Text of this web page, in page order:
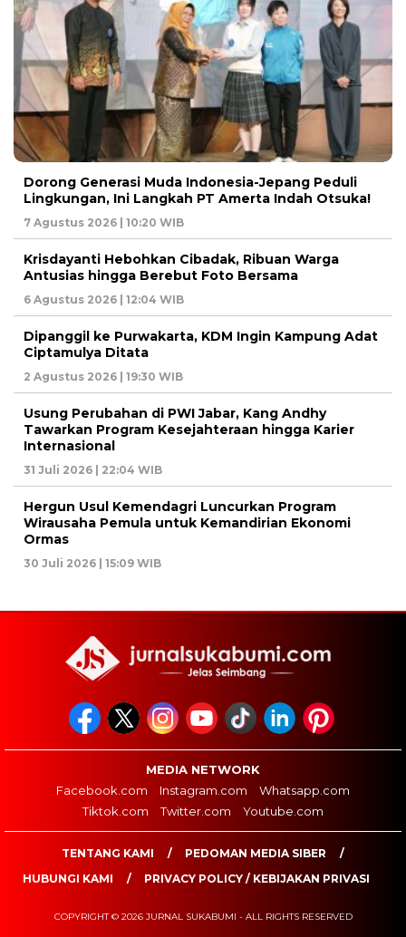
Dorong Generasi Muda Indonesia-Jepang Peduli
Lingkungan, Ini Langkah PT Amerta Indah Otsuka!
7 Agustus 2026 | 10:20 WIB
Krisdayanti Hebohkan Cibadak, Ribuan Warga
Antusias hingga Berebut Foto Bersama
6 Agustus 2026 | 12:04 WIB
Dipanggil ke Purwakarta, KDM Ingin Kampung Adat
Ciptamulya Ditata
2 Agustus 2026 | 19:30 WIB
Usung Perubahan di PWI Jabar, Kang Andhy
Tawarkan Program Kesejahteraan hingga Karier
Internasional
31 Juli 2026 | 22:04 WIB
Hergun Usul Kemendagri Luncurkan Program
Wirausaha Pemula untuk Kemandirian Ekonomi
Ormas
30 Juli 2026 | 15:09 WIB
MEDIA NETWORK
Facebook.com
Instagram.com
Whatsapp.com
Tiktok.com
Twitter.com Youtube.com
TENTANG KAMI
PEDOMAN MEDIA SIBER
HUBUNGI KAMI
PRIVACY POLICY / KEBIJAKAN PRIVASI
COPYRIGHT © 2026 JURNAL SUKABUMI - ALL RIGHTS RESERVED